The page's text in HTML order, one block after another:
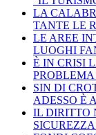
LA
TANTE LE
LE AREE
LUOGHI
È IN CRISI
SIN DI
ADESSO È
IL DIRITTO